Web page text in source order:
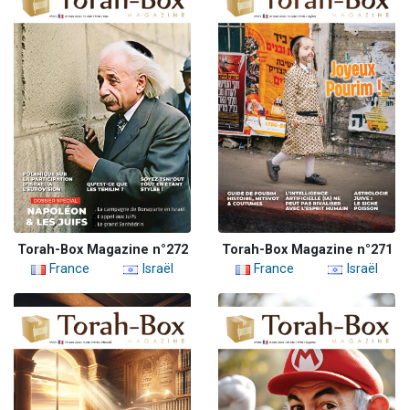
Torah-Box Magazine n°272
France
Israël
Torah-Box Magazine n°271
France
Israël